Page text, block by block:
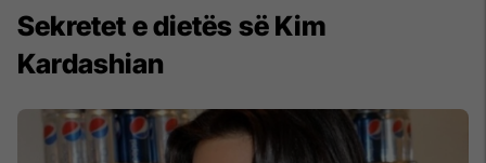
Sekretet e dietës së Kim
Kardashian